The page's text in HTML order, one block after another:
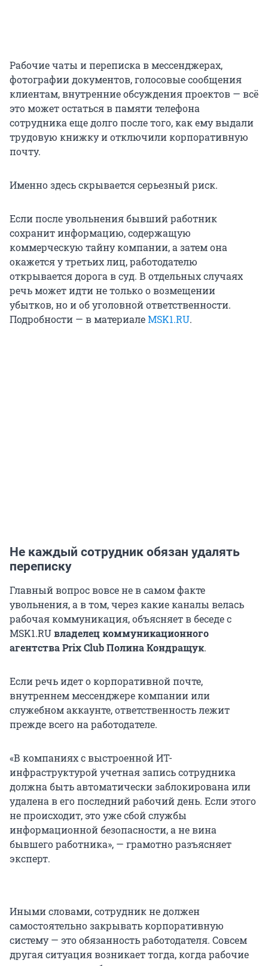
Рабочие чаты и переписка в мессенджерах,
фотографии документов, голосовые сообщения
клиентам, внутренние обсуждения проектов — всё
это может остаться в памяти телефона
сотрудника еще долго после того, как ему выдали
трудовую книжку и отключили корпоративную
почту.
Именно здесь скрывается серьезный риск.
Если после увольнения бывший работник
сохранит информацию, содержащую
коммерческую тайну компании, а затем она
окажется у третьих лиц, работодателю
открывается дорога в суд. В отдельных случаях
речь может идти не только о возмещении
убытков, но и об уголовной ответственности.
Подробности — в материалеMSK1.RU.
Не каждый сотрудник обязан удалять
переписку
Главный вопрос вовсе не в самом факте
увольнения, а в том, через какие каналы велась
рабочая коммуникация, объясняет в беседе с
MSK1.RUвладелец коммуникационного
агентства Prix Club Полина Кондращук.
Если речь идет о корпоративной почте,
внутреннем мессенджере компании или
служебном аккаунте, ответственность лежит
прежде всего на работодателе.
«В компаниях с выстроенной ИТ-
инфраструктурой учетная запись сотрудника
должна быть автоматически заблокирована или
удалена в его последний рабочий день. Если этого
не происходит, это уже сбой службы
информационной безопасности, а не вина
бывшего работника», — грамотно разъясняет
эксперт.
Иными словами, сотрудник не должен
самостоятельно закрывать корпоративную
систему — это обязанность работодателя. Совсем
другая ситуация возникает тогда, когда рабочие